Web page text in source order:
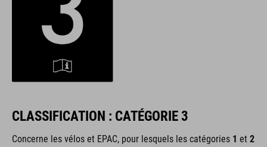
CLASSIFICATION : CATÉGORIE 3
Concerne les vélos et EPAC, pour lesquels les catégories 1 et 2